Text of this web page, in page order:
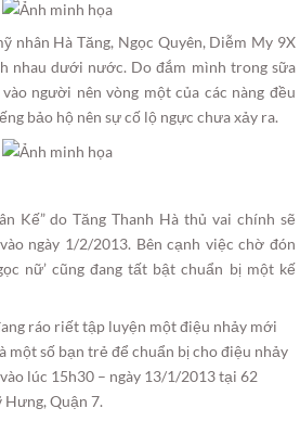
nhân Hà Tăng, Ngọc Quyên, Diễm My 9X
nhau dưới nước. Do đắm mình trong sữa
người nên vòng một của các nàng đều
bảo hộ nên sự cố lộ ngực chưa xảy ra.
Kế” do Tăng Thanh Hà thủ vai chính sẽ
ngày 1/2/2013. Bên cạnh việc chờ đón
nữ’ cũng đang tất bật chuẩn bị một kế
ráo riết tập luyện một điệu nhảy mới
một số bạn trẻ để chuẩn bị cho điệu nhảy
lúc 15h30 – ngày 13/1/2013 tại 62
Quận 7.